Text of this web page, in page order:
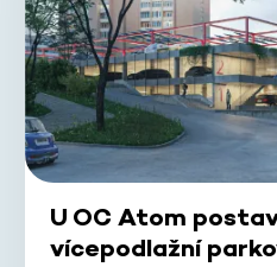
U OC Atom
vícepodlažní